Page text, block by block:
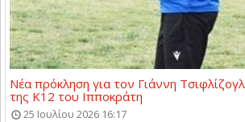
Νέα πρόκληση για τον Γιάννη
της Κ12 του Ιπποκράτη
25 Ιουλίου 2026 16:17